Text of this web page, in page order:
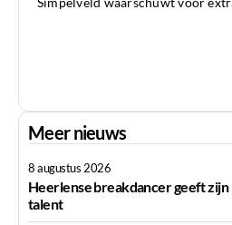
Meer nieuws
8 augustus 2026
Heerlense breakdancer geeft zijn
talent